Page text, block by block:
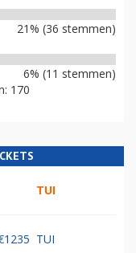
21% (36 stemmen)
6% (11 stemmen)
170
TUI
TUI